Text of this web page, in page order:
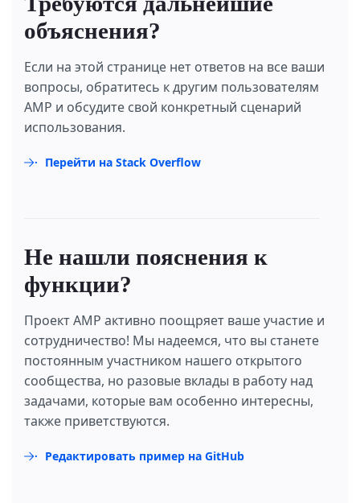
объяснения?
Если на этой странице нет ответов на все ваши
вопросы, обратитесь к другим пользователям
AMP и обсудите свой конкретный сценарий
использования.
Перейти на Stack Overflow
Не нашли пояснения к
функции?
Проект AMP активно поощряет ваше участие и
сотрудничество! Мы надеемся, что вы станете
постоянным участником нашего открытого
сообщества, но разовые вклады в работу над
задачами, которые вам особенно интересны,
также приветствуются.
Редактировать пример на GitHub